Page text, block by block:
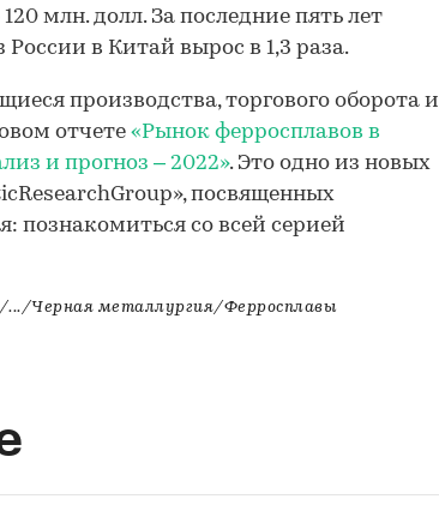
млн. долл. За последние пять лет
в Китай вырос в 1,3 раза.
производства, торгового оборота и
отчете «Рынок ферросплавов в
и прогноз – 2022». Это одно из новых
посвященных
со всей серией
Черная металлургия/Ферросплавы